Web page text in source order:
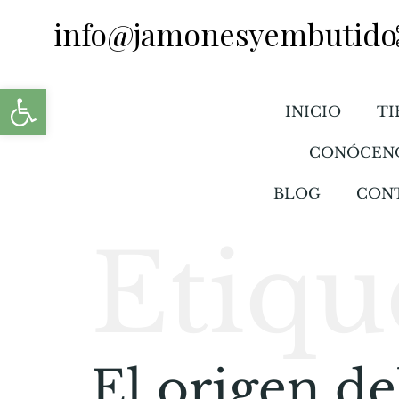
INICIO
BLOG
Abrir barra de herramientas